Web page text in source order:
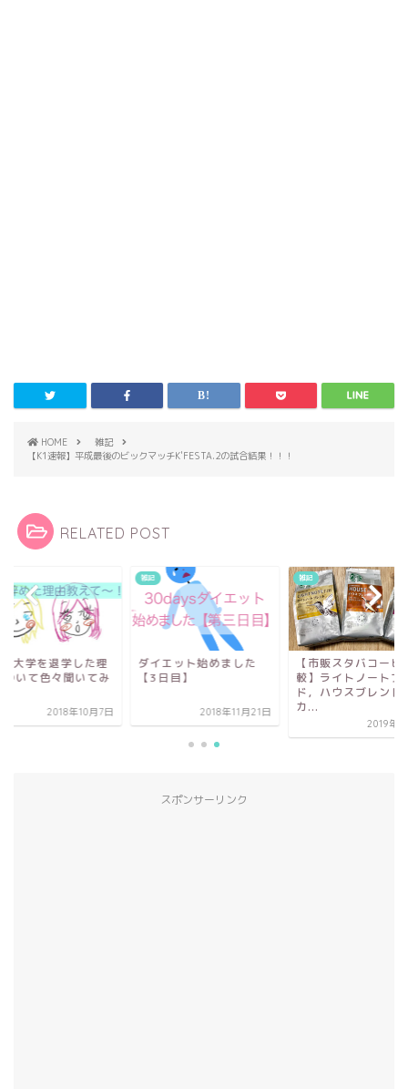
HOME
雑記
【K1速報】平成最後のビックマッチK'FESTA.2の試合結果！！！
RELATED POST
大学を退学した理
ついて色々聞いてみ
2018年10月7日
雑記
ダイエット始めました
【3日目】
2018年11月21日
雑記
【市販スタバコーヒ
較】ライトノートブ
ド，ハウスブレンド
カ...
2019年5
スポンサーリンク